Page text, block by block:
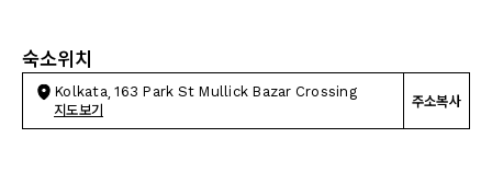
숙소위치
Kolkata, 163 Park St Mullick Bazar Crossing
지도보기
주소복사